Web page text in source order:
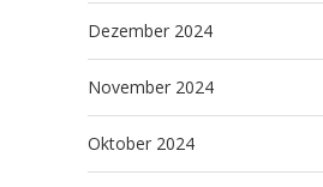
Dezember 2024
November 2024
Oktober 2024